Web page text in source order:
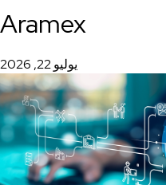
Aramex
يوليو 22, 2026